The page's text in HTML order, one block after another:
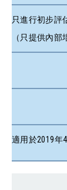
只進行初步評
（只提供內部
適用於2019年